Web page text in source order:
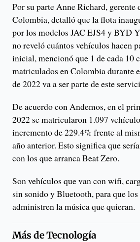
Por su parte Anne Richard, gerente
Colombia, detalló que la flota
por los modelos JAC EJS4 y BYD
no reveló cuántos vehículos hacen
inicial, mencionó que 1 de cada 10
matriculados en Colombia durante
de 2022 va a ser parte de este
De acuerdo con Andemos, en el
2022 se matricularon 1.097
incremento de 229.4% frente al
año anterior. Esto significa que
con los que arranca Beat Zero.
Son vehículos que van con wifi,
sin sonido y Bluetooth, para que los
administren la música que quieran.
Más deTecnología